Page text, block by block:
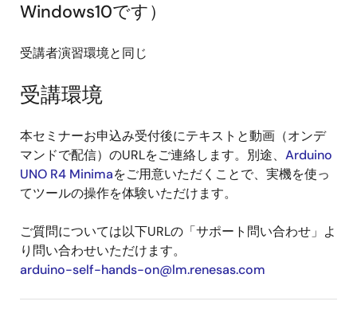
Windows10です）
受講者演習環境と同じ
受講環境
本セミナーお申込み受付後にテキストと動画（オンデ
マンドで配信）のURLをご連絡します。別途、 Arduino
UNO R4 Minimaをご用意いただくことで、実機を使っ
てツールの操作を体験いただけます。
ご質問については以下URLの「サポート問い合わせ」よ
り問い合わせいただけます。
arduino-self-hands-on@lm.renesas.com